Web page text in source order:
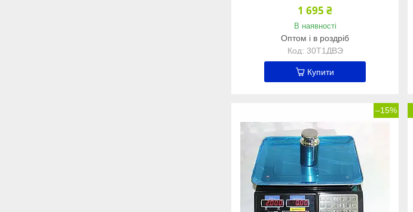
1 695 ₴
В наявності
Оптом і в роздріб
30Т1ДВЭ
Купити
–15%